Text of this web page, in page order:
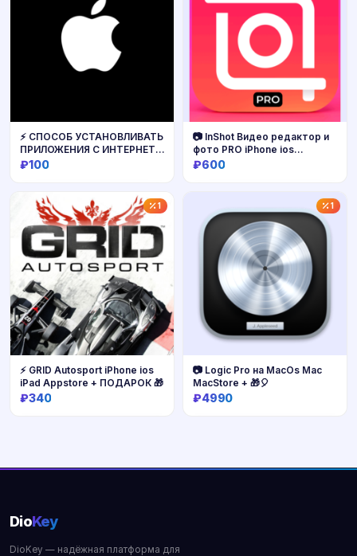
Купить
⚡️ СПОСОБ УСТАНОВЛИВАТЬ
ПРИЛОЖЕНИЯ С ИНТЕРНЕТА
НА IOS
₽100
📷 InShot Видео редактор и
фото PRO iPhone ios
AppStore
₽600
1
⚡️ GRID Autosport iPhone ios
iPad Appstore + ПОДАРОК 🎁
₽340
1
📷 Logic Pro на MacOs Mac
MacStore + 🎁🎈
₽4990
DioKey
DioKey — надёжная платформа для